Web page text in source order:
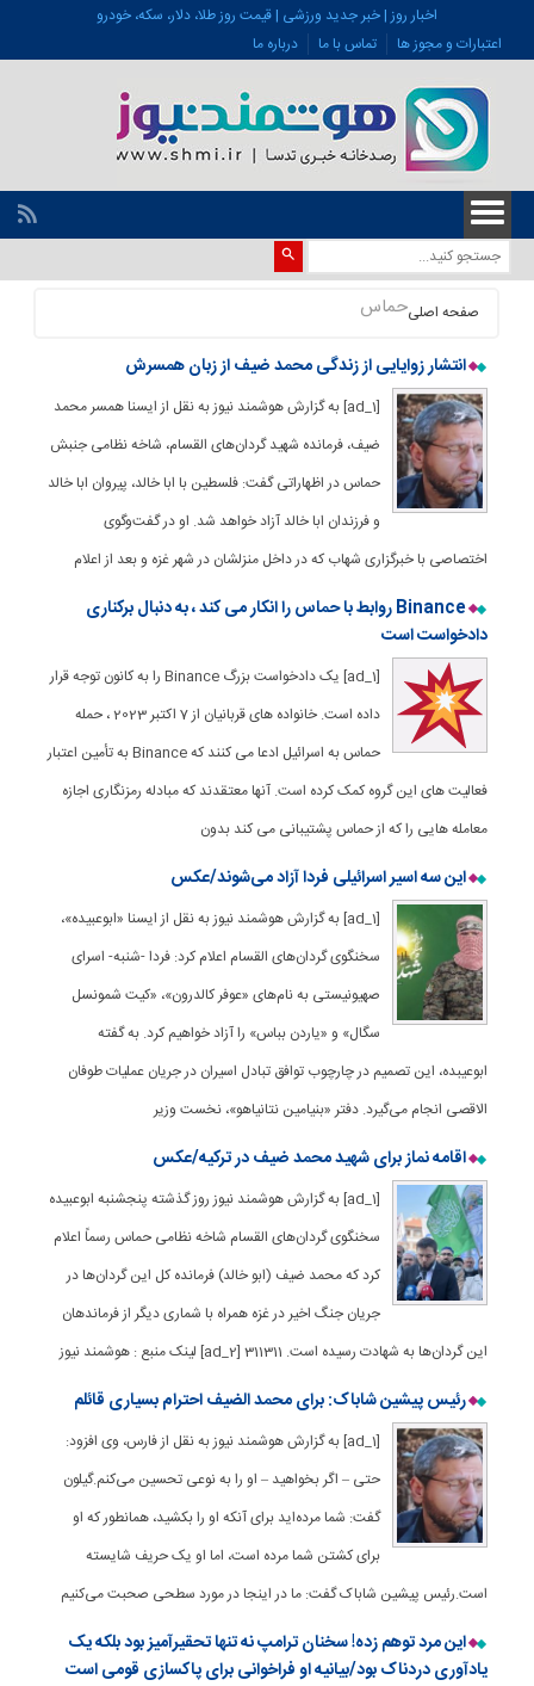
اخبار روز | خبر جدید ورزشی | قیمت روز طلا، دلار، سکه، خودرو
اعتبارات و مجوز ها
تماس با ما درباره ما
صفحه اصلیحماس
انتشار زوایایی از زندگی محمد ضیف از زبان همسرش
[ad_1] به گزارش هوشمند نیوز به نقل از ایسنا همسر محمد
ضیف، فرمانده شهید گردان‌های القسام، شاخه نظامی جنبش
حماس در اظهاراتی گفت: فلسطین با ابا خالد، پیروان ابا خالد
و فرزندان ابا خالد آزاد خواهد شد. او در گفت‌وگوی
اختصاصی با خبرگزاری شهاب که در داخل منزلشان در شهر غزه و بعد از اعلام
Binance روابط با حماس را انکار می کند ، به دنبال برکناری
دادخواست است
[ad_1] یک دادخواست بزرگ Binance را به کانون توجه قرار
داده است. خانواده های قربانیان از 7 اکتبر 2023 ، حمله
حماس به اسرائیل ادعا می کنند که Binance به تأمین اعتبار
فعالیت های این گروه کمک کرده است. آنها معتقدند که مبادله رمزنگاری اجازه
معامله هایی را که از حماس پشتیبانی می کند بدون
این سه اسیر اسرائیلی فردا آزاد می‌شوند/عکس
[ad_1] به گزارش هوشمند نیوز به نقل از ایسنا «ابوعبیده»،
سخنگوی گردان‌های القسام اعلام کرد: فردا -شنبه- اسرای
صهیونیستی به نام‌های «عوفر کالدرون»، «کیت شمونسل
سگال» و «یاردن بباس» را آزاد خواهیم کرد. به گفته
ابوعیبده، این تصمیم در چارچوب توافق تبادل اسیران در جریان عملیات طوفان
الاقصی انجام می‌گیرد. دفتر «بنیامین نتانیاهو»، نخست وزیر
اقامه نماز برای شهید محمد ضیف در ترکیه/عکس
[ad_1] به گزارش هوشمند نیوز روز گذشته پنجشنبه ابوعبیده
سخنگوی گردان‌های القسام شاخه نظامی حماس رسماً اعلام
کرد که محمد ضیف (ابو خالد) فرمانده کل این گردان‌ها در
جریان جنگ اخیر در غزه همراه با شماری دیگر از فرماندهان
این گردان‌ها به شهادت رسیده است. 311311 [ad_2] لینک منبع : هوشمند نیوز
رئیس پیشین شاباک: برای محمد الضیف احترام بسیاری قائلم
[ad_1] به گزارش هوشمند نیوز به نقل از فارس، وی افزود:
حتی – اگر بخواهید – او را به نوعی تحسین می‌کنم.گیلون
گفت: شما مرده‌اید برای آنکه او را بکشید، همانطور که او
برای کشتن شما مرده است، اما او یک حریف شایسته
است.رئیس پیشین شاباک گفت: ما در اینجا در مورد سطحی صحبت می‌کنیم
این مرد توهم زده! سخنان ترامپ نه تنها تحقیرآمیز بود بلکه یک
یادآوری دردناک بود/بیانیه او فراخوانی برای پاکسازی قومی است